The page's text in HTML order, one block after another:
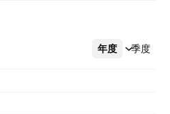
年度 季度
更多